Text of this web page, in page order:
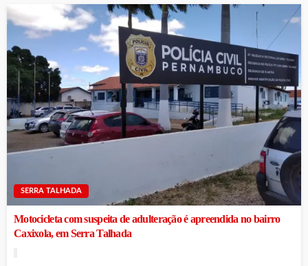
SERRA TALHADA
Motocicleta com suspeita de adulteração é apreendida no bairro
Caxixola, em Serra Talhada